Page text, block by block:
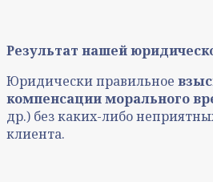
Результат нашей
Юридически правильное
компенсации морального
др.) без каких-либо
клиента.